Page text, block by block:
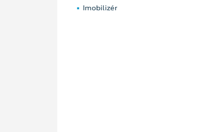
Imobilizér